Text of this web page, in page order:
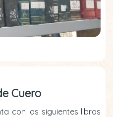
Cuero
con los siguientes libros